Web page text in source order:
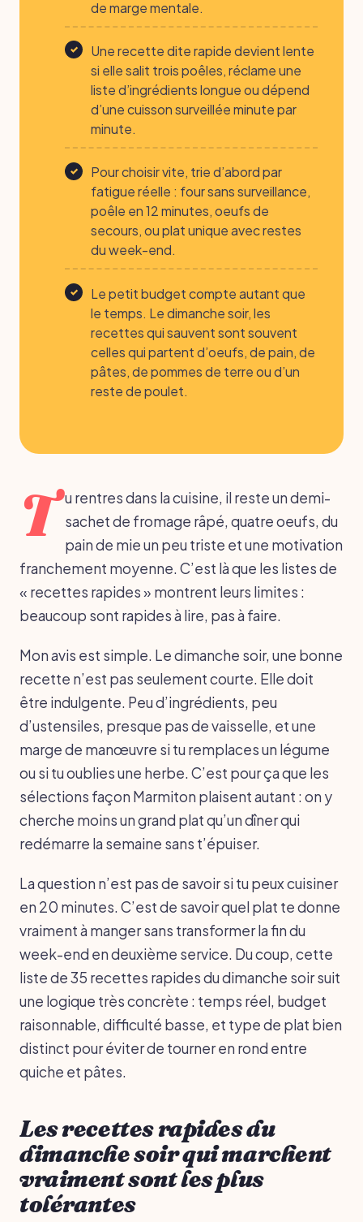
de marge mentale.
Une recette dite rapide devient lente
si elle salit trois poêles, réclame une
liste d’ingrédients longue ou dépend
d’une cuisson surveillée minute par
minute.
Pour choisir vite, trie d’abord par
fatigue réelle : four sans surveillance,
poêle en 12 minutes, oeufs de
secours, ou plat unique avec restes
du week-end.
Le petit budget compte autant que
le temps. Le dimanche soir, les
recettes qui sauvent sont souvent
celles qui partent d’oeufs, de pain, de
pâtes, de pommes de terre ou d’un
reste de poulet.
T u rentres dans la cuisine, il reste un demi-
sachet de fromage râpé, quatre oeufs, du
pain de mie un peu triste et une motivation
franchement moyenne. C’est là que les listes de
« recettes rapides » montrent leurs limites :
beaucoup sont rapides à lire, pas à faire.
Mon avis est simple. Le dimanche soir, une bonne
recette n’est pas seulement courte. Elle doit
être indulgente. Peu d’ingrédients, peu
d’ustensiles, presque pas de vaisselle, et une
marge de manœuvre si tu remplaces un légume
ou si tu oublies une herbe. C’est pour ça que les
sélections façon Marmiton plaisent autant : on y
cherche moins un grand plat qu’un dîner qui
redémarre la semaine sans t’épuiser.
La question n’est pas de savoir si tu peux cuisiner
en 20 minutes. C’est de savoir quel plat te donne
vraiment à manger sans transformer la fin du
week-end en deuxième service. Du coup, cette
liste de 35 recettes rapides du dimanche soir suit
une logique très concrète : temps réel, budget
raisonnable, difficulté basse, et type de plat bien
distinct pour éviter de tourner en rond entre
quiche et pâtes.
Les recettes rapides du
dimanche soir qui marchent
vraiment sont les plus
tolérantes